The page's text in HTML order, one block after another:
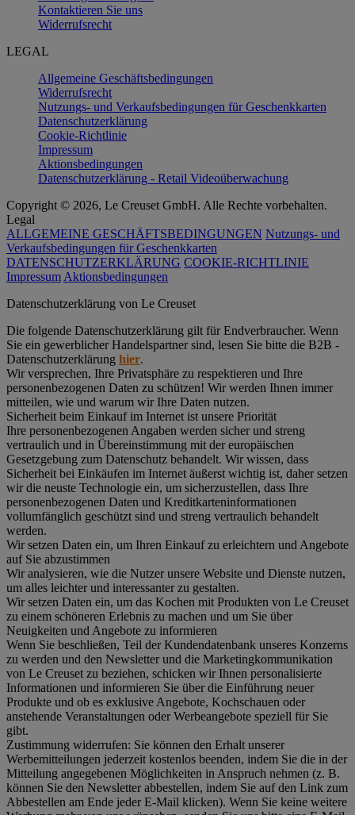
Kontaktieren Sie uns
Widerrufsrecht
LEGAL
Allgemeine Geschäftsbedingungen
Widerrufsrecht
Nutzungs- und Verkaufsbedingungen für Geschenkkarten
Datenschutzerklärung
Cookie-Richtlinie
Impressum
Aktionsbedingungen
Datenschutzerklärung - Retail Videoüberwachung
Copyright © 2026, Le Creuset GmbH. Alle Rechte vorbehalten.
Legal
ALLGEMEINE GESCHÄFTSBEDINGUNGEN Nutzungs- und
Verkaufsbedingungen für Geschenkkarten
DATENSCHUTZERKLÄRUNG COOKIE-RICHTLINIE
Impressum Aktionsbedingungen
Datenschutz­erklärung von Le Creuset
Die folgende Datenschutzerklärung gilt für Endverbraucher. Wenn
Sie ein gewerblicher Handelspartner sind, lesen Sie bitte die B2B -
Datenschutzerklärung hier.
Wir versprechen, Ihre Privatsphäre zu respektieren und Ihre
personenbezogenen Daten zu schützen! Wir werden Ihnen immer
mitteilen, wie und warum wir Ihre Daten nutzen.
Sicherheit beim Einkauf im Internet ist unsere Priorität
Ihre personenbezogenen Angaben werden sicher und streng
vertraulich und in Übereinstimmung mit der europäischen
Gesetzgebung zum Datenschutz behandelt. Wir wissen, dass
Sicherheit bei Einkäufen im Internet äußerst wichtig ist, daher setzen
wir die neuste Technologie ein, um sicherzustellen, dass Ihre
personenbezogenen Daten und Kreditkarteninformationen
vollumfänglich geschützt sind und streng vertraulich behandelt
werden.
Wir setzen Daten ein, um Ihren Einkauf zu erleichtern und Angebote
auf Sie abzustimmen
Wir analysieren, wie die Nutzer unsere Website und Dienste nutzen,
um alles leichter und interessanter zu gestalten.
Wir setzen Daten ein, um das Kochen mit Produkten von Le Creuset
zu einem schöneren Erlebnis zu machen und um Sie über
Neuigkeiten und Angebote zu informieren
Wenn Sie beschließen, Teil der Kundendatenbank unseres Konzerns
zu werden und den Newsletter und die Marketingkommunikation
von Le Creuset zu beziehen, schicken wir Ihnen personalisierte
Informationen und informieren Sie über die Einführung neuer
Produkte und ob es exklusive Angebote, Kochschauen oder
anstehende Veranstaltungen oder Werbeangebote speziell für Sie
gibt.
Zustimmung widerrufen: Sie können den Erhalt unserer
Werbemitteilungen jederzeit kostenlos beenden, indem Sie die in der
Mitteilung angegebenen Möglichkeiten in Anspruch nehmen (z. B.
können Sie den Newsletter abbestellen, indem Sie auf den Link zum
Abbestellen am Ende jeder E-Mail klicken). Wenn Sie keine weitere